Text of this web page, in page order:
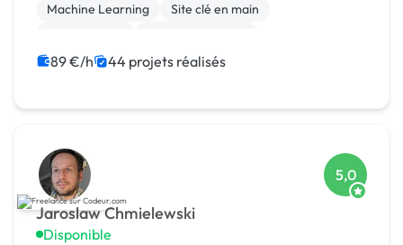
Machine Learning
Site clé en main
Experience utilisateur
CSS, HTML, XML
89 €/h 44 projets réalisés
Jaroslaw Chmielewski
Disponible
5,0